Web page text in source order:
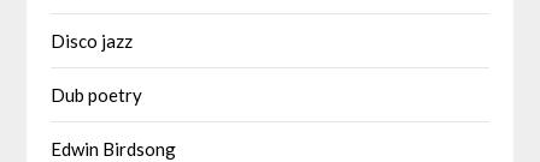
Disco jazz
Dub poetry
Edwin Birdsong